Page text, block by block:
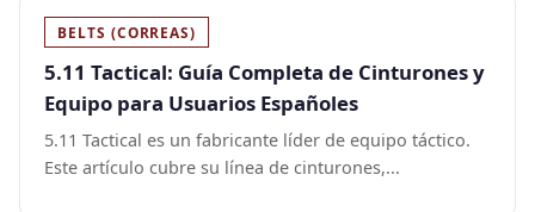
BELTS (CORREAS)
5.11 Tactical: Guía Completa de Cinturones y
Equipo para Usuarios Españoles
5.11 Tactical es un fabricante líder de equipo táctico.
Este artículo cubre su línea de cinturones,...